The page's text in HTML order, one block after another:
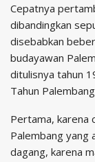
Cepatnya
dibandingkan
disebabkan
budayawan
ditulisnya tahun
Tahun
Pertama, karena
Palembang yang
dagang, karena